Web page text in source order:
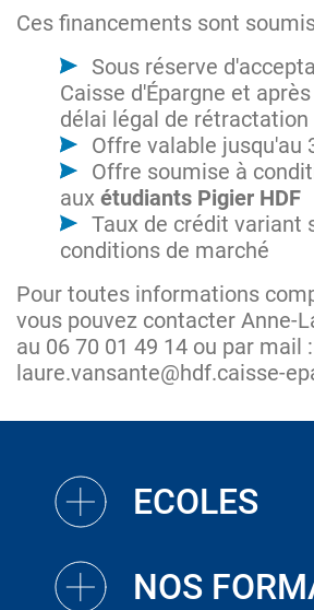
Ces financements sont
Sous réserve
Caisse d'Épargne et
délai légal de rétractation
Offre valable jusqu'au
Offre soumise à
aux étudiants Pigier HDF
Taux de crédit variant
conditions de marché
Pour toutes informations
vous pouvez contacter Anne-
au 06 70 01 49 14 ou par mail
laure.vansante@hdf.caisse-
ECOLES
NOS